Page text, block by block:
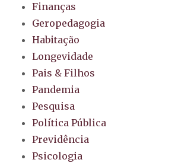
Finanças
Geropedagogia
Habitação
Longevidade
Pais & Filhos
Pandemia
Pesquisa
Política Pública
Previdência
Psicologia